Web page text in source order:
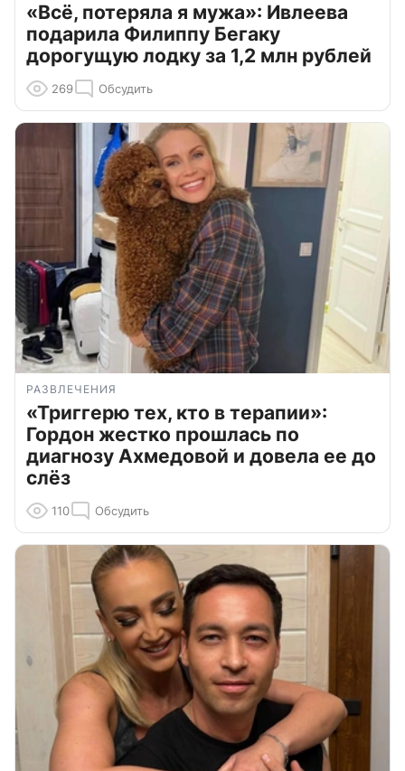
«Всё, потеряла я мужа»: Ивлеева
подарила Филиппу Бегаку
дорогущую лодку за 1,2 млн рублей
269 Обсудить
РАЗВЛЕЧЕНИЯ
«Триггерю тех, кто в терапии»:
Гордон жестко прошлась по
диагнозу Ахмедовой и довела ее до
слёз
110 Обсудить